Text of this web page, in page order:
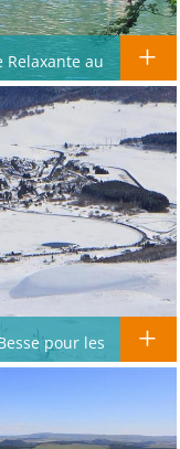
Relaxante au
pour les